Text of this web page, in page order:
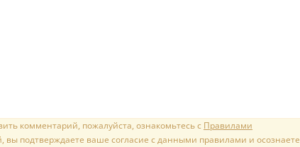
комментарий, пожалуйста, ознакомьтесь с Правилами
вы подтверждаете ваше согласие с данными правилами и осознаете